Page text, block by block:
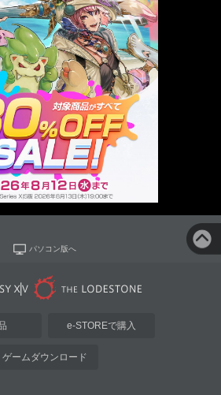
パソコン版へ
e-STOREで購入
ゲームダウンロード